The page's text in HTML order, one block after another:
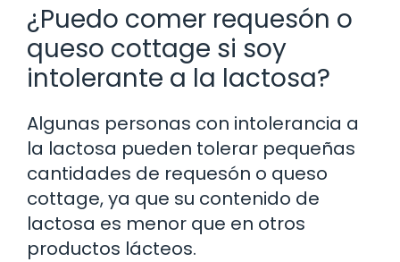
¿Puedo comer requesón o
queso cottage si soy
intolerante a la lactosa?
Algunas personas con intolerancia a
la lactosa pueden tolerar pequeñas
cantidades de requesón o queso
cottage, ya que su contenido de
lactosa es menor que en otros
productos lácteos.